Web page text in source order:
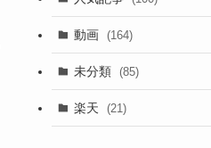
(105)
(186)
動画 (164)
未分類 (85)
楽天 (21)